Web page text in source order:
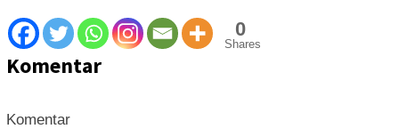
0
Shares
Komentar
Komentar